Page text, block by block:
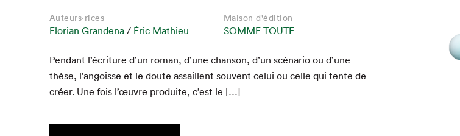
Auteurs·rices
Florian Grandena/ Éric Mathieu
Maison d'édition
SOMME TOUTE
Pen­dant l’écriture d’un roman, d’une chan­son, d’un scé­nario ou d’une
thèse, l’angoisse et le doute assail­lent sou­vent celui ou celle qui tente de
créer. Une fois l’œuvre pro­duite, c’est le […]